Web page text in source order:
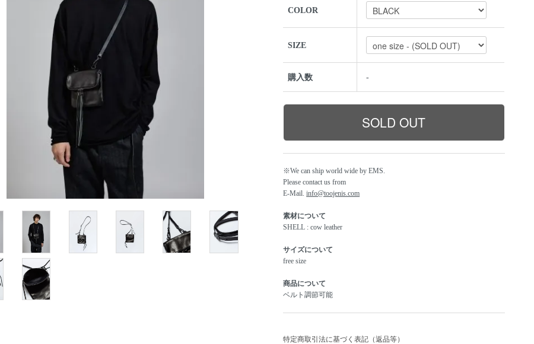
COLOR
SIZE
購入数 -
※We can ship world wide by EMS.
Please contact us from
E-Mail.info@toojenis.com
素材について
SHELL : cow leather
サイズについて
free size
商品について
ベルト調節可能
特定商取引法に基づく表記（返品等）